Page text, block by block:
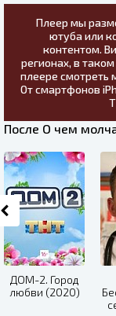
Плеер мы
ютуба или
контентом.
регионах, в
плеере смотреть
От смартфонов
После О чем
ДОМ-2. Город
любви (2020)